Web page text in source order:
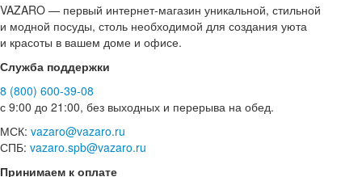
VAZARO — первый интернет-магазин уникальной, стильной
и модной посуды, столь необходимой для создания уюта
и красоты в вашем доме и офисе.
Служба поддержки
8 (800) 600-39-08
с 9:00 до 21:00, без выходных и перерыва на обед.
МСК: vazaro@vazaro.ru
СПБ: vazaro.spb@vazaro.ru
Принимаем к оплате